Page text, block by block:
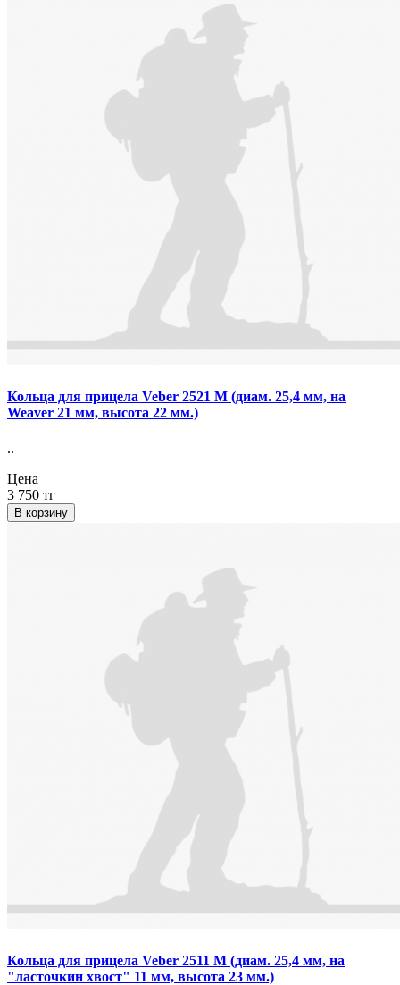
Кольца для прицела Veber 2521 M (диам. 25,4 мм, на
Weaver 21 мм, высота 22 мм.)
..
Цена
3 750 тг
В корзину
Кольца для прицела Veber 2511 M (диам. 25,4 мм, на
"ласточкин хвост" 11 мм, высота 23 мм.)